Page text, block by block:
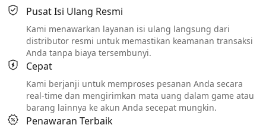
Pusat Isi Ulang Resmi
Kami menawarkan layanan isi ulang langsung dari
distributor resmi untuk memastikan keamanan transaksi
Anda tanpa biaya tersembunyi.
Cepat
Kami berjanji untuk memproses pesanan Anda secara
real-time dan mengirimkan mata uang dalam game atau
barang lainnya ke akun Anda secepat mungkin.
Penawaran Terbaik